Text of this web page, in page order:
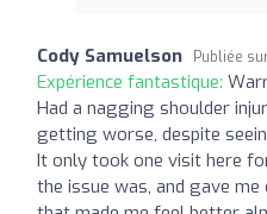
Cody Samuelson Publiée
Expérience fantastique:
Had a nagging shoulder
getting worse, despite
It only took one visit here
the issue was, and gave